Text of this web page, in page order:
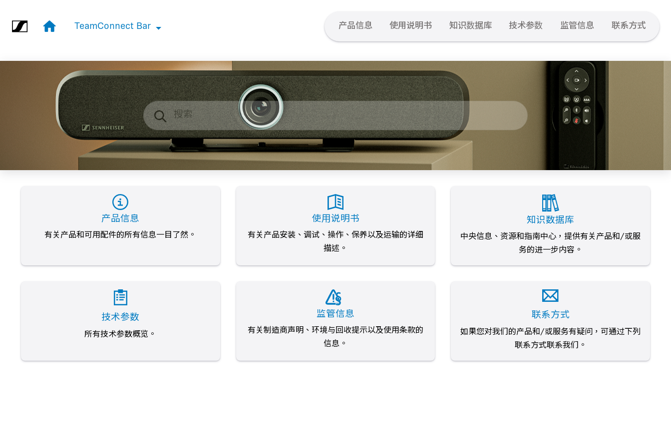
TeamConnect Bar
TeamConnect Bar 产品信息 使用说明书 知识数据库 技术参数 监管信息 联系方式
产品信息
有关产品和可用配件的所有信息一目了然。
使用说明书
有关产品安装、调试、操作、保养以及运输的详细
描述。
知识数据库
中央信息、资源和指南中心，提供有关产品和/或服
务的进一步内容。
技术参数
所有技术参数概览。
监管信息
有关制造商声明、环境与回收提示以及使用条款的
信息。
联系方式
如果您对我们的产品和/或服务有疑问，可通过下列
联系方式联系我们。